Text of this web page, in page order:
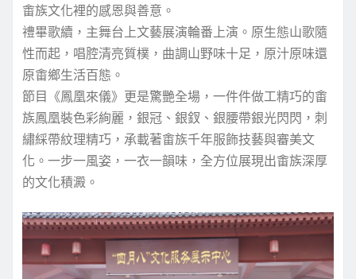
畬族文化裡的感恩與善意。
禮畢歌續，主舞台上文藝展演輪番上演。原生態山歌隨
性而起，唱腔清亮質樸，曲調山野味十足，原汁原味還
原畬鄉生活百態。
節目《鳳凰來儀》更是驚艷全場，一件件做工精巧的畬
族鳳凰裝色彩絢麗，銀冠、銀釵、銀腰帶銀光閃閃，刺
繡綵帶紋理精巧，承載著畬族千年服飾技藝與審美文
化。一步一風姿，一衣一韻味，全方位展現出畬族深厚
的文化積澱。